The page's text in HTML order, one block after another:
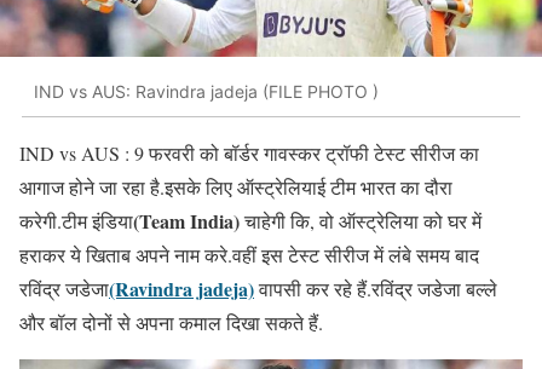
IND vs AUS: Ravindra jadeja (FILE PHOTO )
IND vs AUS : 9 फरवरी को बॉर्डर गावस्कर ट्रॉफी टेस्ट सीरीज का
आगाज होने जा रहा है.इसके लिए ऑस्ट्रेलियाई टीम भारत का दौरा
करेगी.टीम इंडिया(Team India)चाहेगी कि, वो ऑस्ट्रेलिया को घर में
हराकर ये खिताब अपने नाम करे.वहीं इस टेस्ट सीरीज में लंबे समय बाद
रविंद्र जडेजा(Ravindra jadeja)वापसी कर रहे हैं.रविंद्र जडेजा बल्ले
और बॉल दोनों से अपना कमाल दिखा सकते हैं.